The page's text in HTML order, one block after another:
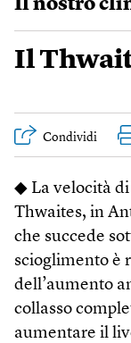
Il nostro
Il
Condividi
◆ La velocità
Thwaites, in
che succede
scioglimento è
dell’aumento
collasso
aumentare il